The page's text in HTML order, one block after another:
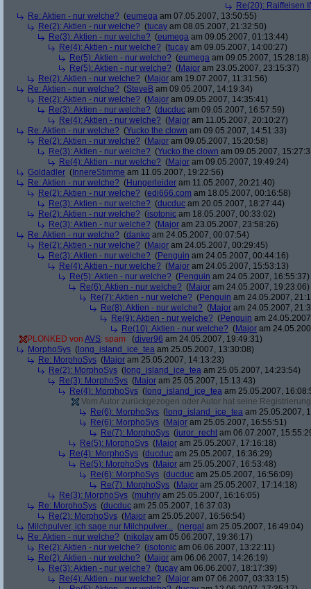
Re(20): Raiffeisen
Re: Aktien - nur welche? (eumega am 07.05.2007, 13:50:55)
Re(2): Aktien - nur welche? (tucay am 08.05.2007, 21:32:50)
Re(3): Aktien - nur welche? (eumega am 09.05.2007, 01:13:44)
Re(4): Aktien - nur welche? (tucay am 09.05.2007, 14:00:27)
Re(5): Aktien - nur welche? (eumega am 09.05.2007, 15:28:18)
Re(5): Aktien - nur welche? (Major am 23.05.2007, 23:15:37)
Re(2): Aktien - nur welche? (Major am 19.07.2007, 11:31:56)
Re: Aktien - nur welche? (SteveB am 09.05.2007, 14:19:34)
Re(2): Aktien - nur welche? (Major am 09.05.2007, 14:35:41)
Re(3): Aktien - nur welche? (ducduc am 09.05.2007, 16:57:59)
Re(4): Aktien - nur welche? (Major am 11.05.2007, 20:10:27)
Re: Aktien - nur welche? (Yucko the clown am 09.05.2007, 14:51:33)
Re(2): Aktien - nur welche? (Major am 09.05.2007, 15:20:58)
Re(3): Aktien - nur welche? (Yucko the clown am 09.05.2007,
Re(4): Aktien - nur welche? (Major am 09.05.2007, 19:49:24)
Goldadler ( InnereStimme am 11.05.2007, 19:22:56)
Re: Aktien - nur welche? (Hungerleider am 11.05.2007, 20:21:40)
Re(2): Aktien - nur welche? (edi666.com am 18.05.2007, 00:16:58)
Re(3): Aktien - nur welche? (ducduc am 20.05.2007, 18:27:44)
Re(2): Aktien - nur welche? (isotonic am 18.05.2007, 00:33:02)
Re(3): Aktien - nur welche? (Major am 23.05.2007, 23:58:26)
Re: Aktien - nur welche? (danko am 24.05.2007, 00:07:54)
Re(2): Aktien - nur welche? (Major am 24.05.2007, 00:29:45)
Re(3): Aktien - nur welche? (Penguin am 24.05.2007, 00:44:16)
Re(4): Aktien - nur welche? (Major am 24.05.2007, 15:53:13)
Re(5): Aktien - nur welche? (Penguin am 24.05.2007, 16:55:37)
Re(6): Aktien - nur welche? (Major am 24.05.2007, 19:23:06)
Re(7): Aktien - nur welche? (Penguin am 24.05.2007,
Re(8): Aktien - nur welche? (Major am 24.05.2007,
Re(9): Aktien - nur welche? (Penguin am
Re(10): Aktien - nur welche? (Major am
PLONKED von AVS: spam (diver96 am 24.05.2007, 19:49:31)
MorphoSys ( long_island_ice_tea am 25.05.2007, 13:30:08)
Re: MorphoSys (Major am 25.05.2007, 14:13:23)
Re(2): MorphoSys ( long_island_ice_tea am 25.05.2007, 14:23:54)
Re(3): MorphoSys (Major am 25.05.2007, 15:13:43)
Re(4): MorphoSys ( long_island_ice_tea am 25.05.2007,
Vom Autor zurückgezogen oder Autor hat seine
Re(6): MorphoSys ( long_island_ice_tea am 25.05.2007,
Re(6): MorphoSys (Major am 25.05.2007, 16:55:51)
Re(7): MorphoSys (juror_recht am 06.07.2007,
Re(5): MorphoSys (Major am 25.05.2007, 17:16:18)
Re(4): MorphoSys (ducduc am 25.05.2007, 16:36:29)
Re(5): MorphoSys (Major am 25.05.2007, 16:53:48)
Re(6): MorphoSys (ducduc am 25.05.2007, 16:56:09)
Re(7): MorphoSys (Major am 25.05.2007, 17:14:18)
Re(3): MorphoSys (muhrly am 25.05.2007, 16:16:05)
Re: MorphoSys (ducduc am 25.05.2007, 16:37:03)
Re(2): MorphoSys (Major am 25.05.2007, 16:56:54)
Milchpulver, ich sage nur Milchpulver... (nergal am 25.05.2007, 16:49:04)
Re: Aktien - nur welche? (nikolay am 05.06.2007, 19:36:17)
Re(2): Aktien - nur welche? (isotonic am 06.06.2007, 13:22:11)
Re(2): Aktien - nur welche? (Major am 06.06.2007, 14:26:19)
Re(3): Aktien - nur welche? (tucay am 06.06.2007, 18:17:39)
Re(4): Aktien - nur welche? (Major am 07.06.2007, 03:33:15)